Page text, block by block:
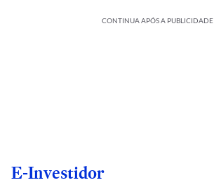
CONTINUA APÓS A PUBLICIDADE
E-Investidor